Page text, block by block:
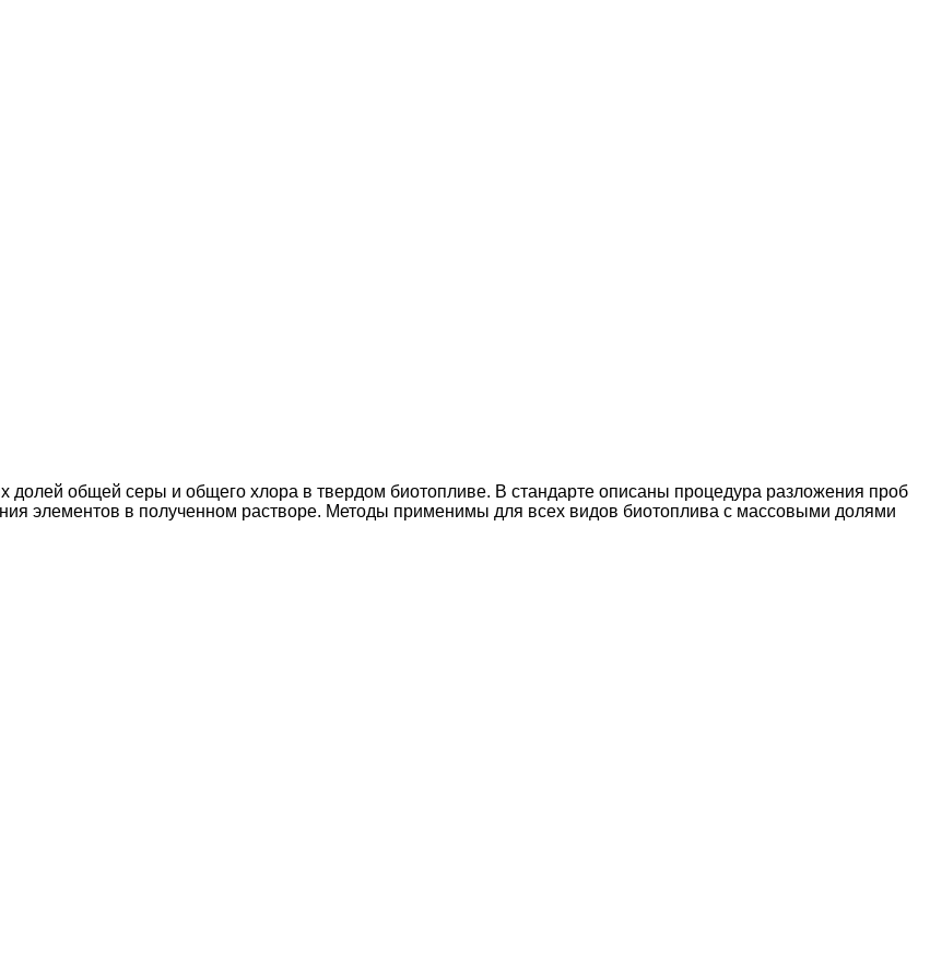
долей общей серы и общего хлора в твердом биотопливе. В стандарте описаны процедура разложения проб
элементов в полученном растворе. Методы применимы для всех видов биотоплива с массовыми долями